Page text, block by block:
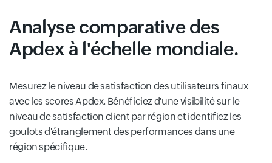
Analyse comparative des
Apdex à l'échelle mondiale.
Mesurez le niveau de satisfaction des utilisateurs finaux
avec les scores Apdex. Bénéficiez d'une visibilité sur le
niveau de satisfaction client par région et identifiez les
goulots d'étranglement des performances dans une
région spécifique.